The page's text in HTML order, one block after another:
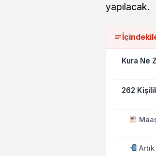
yapılacak.
Kura Ne
262